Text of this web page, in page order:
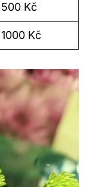
500 Kč
1000 Kč